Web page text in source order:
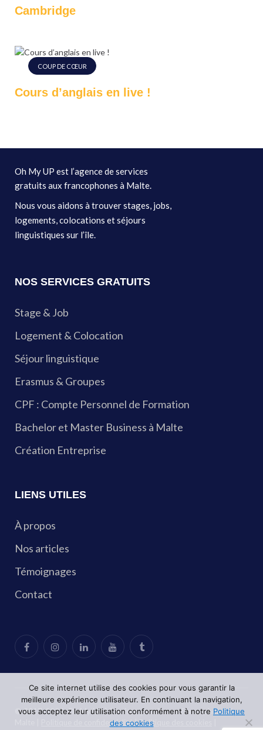
Cambridge
COUP DE CŒUR
Cours d’anglais en live !
Oh My UP est l’agence de services
gratuits aux francophones à Malte.
Nous vous aidons à trouver stages, jobs,
logements, colocations et séjours
linguistiques sur l’île.
NOS SERVICES GRATUITS
Stage & Job
Logement & Colocation
Séjour linguistique
Erasmus & Groupes
CPF : Compte Personnel de Formation
Bachelor et Master Business à Malte
Création Entreprise
LIENS UTILES
À propos
Nos articles
Témoignages
Contact
© 2017-2025, Oh My UP | Services gratuits aux francophones à
Politique de confidentialité|Politique des cookies
Ce site internet utilise des cookies pour vous garantir la
meilleure expérience utilisateur. En continuant la navigation,
vous acceptez leur utilisation conformément à notre Politique
des cookies